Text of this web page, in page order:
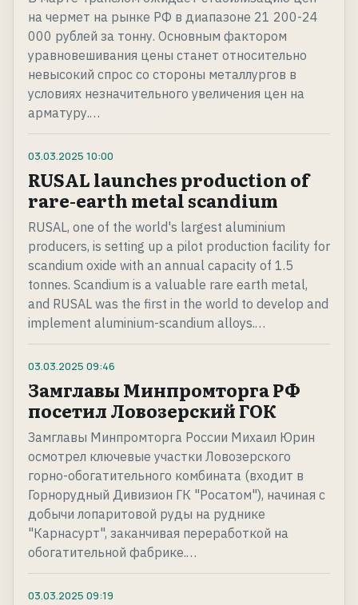
на чермет на рынке РФ в диапазоне 21 200-24
000 рублей за тонну. Основным фактором
уравновешивания цены станет относительно
невысокий спрос со стороны металлургов в
условиях незначительного увеличения цен на
арматуру.…
03.03.2025 10:00
RUSAL launches production of
rare-earth metal scandium
RUSAL, one of the world's largest aluminium
producers, is setting up a pilot production facility for
scandium oxide with an annual capacity of 1.5
tonnes. Scandium is a valuable rare earth metal,
and RUSAL was the first in the world to develop and
implement aluminium-scandium alloys.…
03.03.2025 09:46
Замглавы Минпромторга РФ
посетил Ловозерский ГОК
Замглавы Минпромторга России Михаил Юрин
осмотрел ключевые участки Ловозерского
горно-обогатительного комбината (входит в
Горнорудный Дивизион ГК "Росатом"), начиная с
добычи лопаритовой руды на руднике
"Карнасурт", заканчивая переработкой на
обогатительной фабрике.…
03.03.2025 09:19